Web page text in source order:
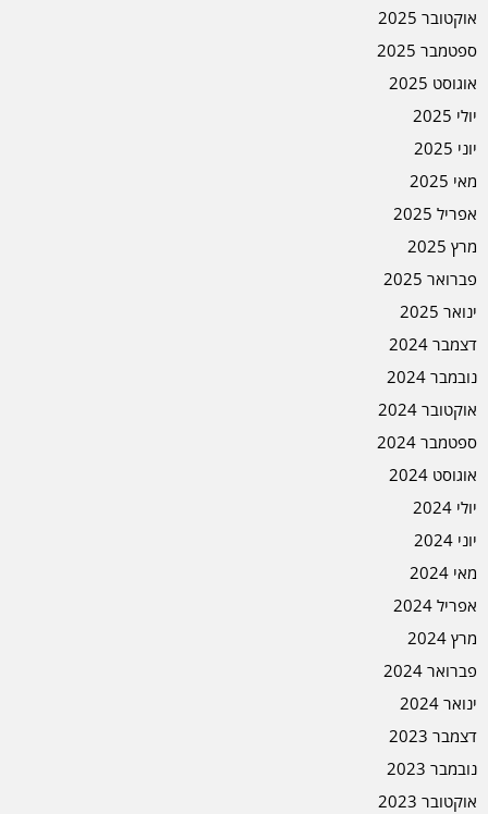
אוקטובר 2025
ספטמבר 2025
אוגוסט 2025
יולי 2025
יוני 2025
מאי 2025
אפריל 2025
מרץ 2025
פברואר 2025
ינואר 2025
דצמבר 2024
נובמבר 2024
אוקטובר 2024
ספטמבר 2024
אוגוסט 2024
יולי 2024
יוני 2024
מאי 2024
אפריל 2024
מרץ 2024
פברואר 2024
ינואר 2024
דצמבר 2023
נובמבר 2023
אוקטובר 2023